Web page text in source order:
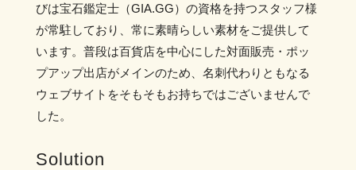
びは宝石鑑定士（GIA.GG）の資格を持つスタッフ様
が常駐しており、常に素晴らしい素材をご提供して
います。普段は百貨店を中心にした対面販売・ポッ
プアップ出店がメインのため、名刺代わりともなる
ウェブサイトをそもそもお持ちではございませんで
した。
Solution